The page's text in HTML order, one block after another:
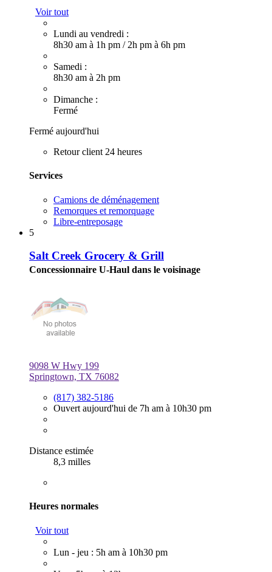
Voir tout
Lundi au vendredi :
8h30 am à 1h pm / 2h pm à 6h pm
Samedi :
8h30 am à 2h pm
Dimanche :
Fermé
Fermé aujourd'hui
Retour client 24 heures
Services
Camions de déménagement
Remorques et remorquage
Libre-entreposage
5
Salt Creek Grocery & Grill
Concessionnaire U-Haul dans le voisinage
9098 W Hwy 199
Springtown, TX 76082
(817) 382-5186
Ouvert aujourd'hui de 7h am à 10h30 pm
Distance estimée
8,3 milles
Heures normales
Voir tout
Lun - jeu : 5h am à 10h30 pm